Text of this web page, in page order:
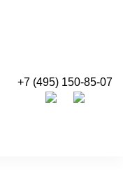
+7 (495) 150-85-07